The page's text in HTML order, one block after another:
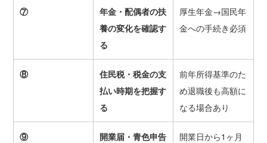
⑦
年金・配偶者の扶
養の変化を確認す
る
厚生年金→国民年
金への手続き必須
⑧
住民税・税金の支
払い時期を把握す
る
前年所得基準のた
め退職後も高額に
なる場合あり
⑨
開業届・青色申告
開業日から1ヶ月